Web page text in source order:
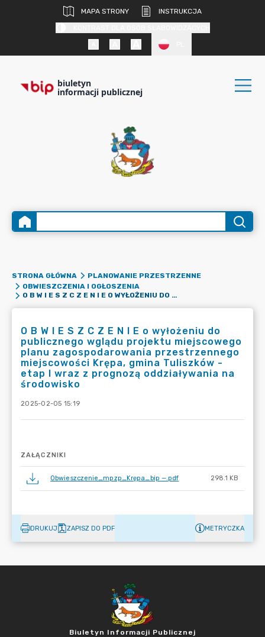
MAPA STRONY
INSTRUKCJA
biuletyn
informacji publicznej
STRONA GŁÓWNA
PLANOWANIE PRZESTRZENNE
OBWIESZCZENIA I OGŁOSZENIA
O B W I E S Z C Z E N I E O WYŁOŻENIU DO PUBLICZNEGO WGLĄDU PROJEKTU MIEJSCOWEGO PLANU ZAGOSPODAROWANIA PRZESTRZENNEGO MIEJSCOWOŚCI KRĘPA, GMINA TULISZKÓW - ETAP I WRAZ Z PROGNOZĄ ODDZIAŁYWANIA NA ŚRODOWISKO
O B W I E S Z C Z E N I E o wyłożeniu do
publicznego wglądu projektu miejscowego
planu zagospodarowania przestrzennego
miejscowości Krępa, gmina Tuliszków -
etap I wraz z prognozą oddziaływania na
środowisko
2025-02-05 15:19
ZAŁĄCZNIKI
Obwieszczenie_mpzp_Krępa_bip —.pdf 298.1 KB
DRUKUJ ZAPISZ DO PDF METRYCZKA
Biuletyn Informacji Publicznej